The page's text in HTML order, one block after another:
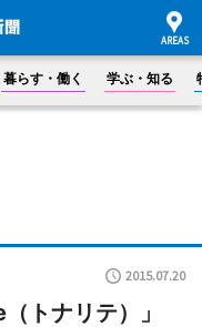
暮らす・働く 学ぶ・知る
2015.07.20
（トナリテ）」